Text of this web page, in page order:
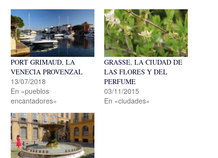
PORT GRIMAUD, LA
VENECIA PROVENZAL
13/07/2018
En «pueblos
encantadores»
GRASSE, LA CIUDAD DE
LAS FLORES Y DEL
PERFUME
03/11/2015
En «ciudades»